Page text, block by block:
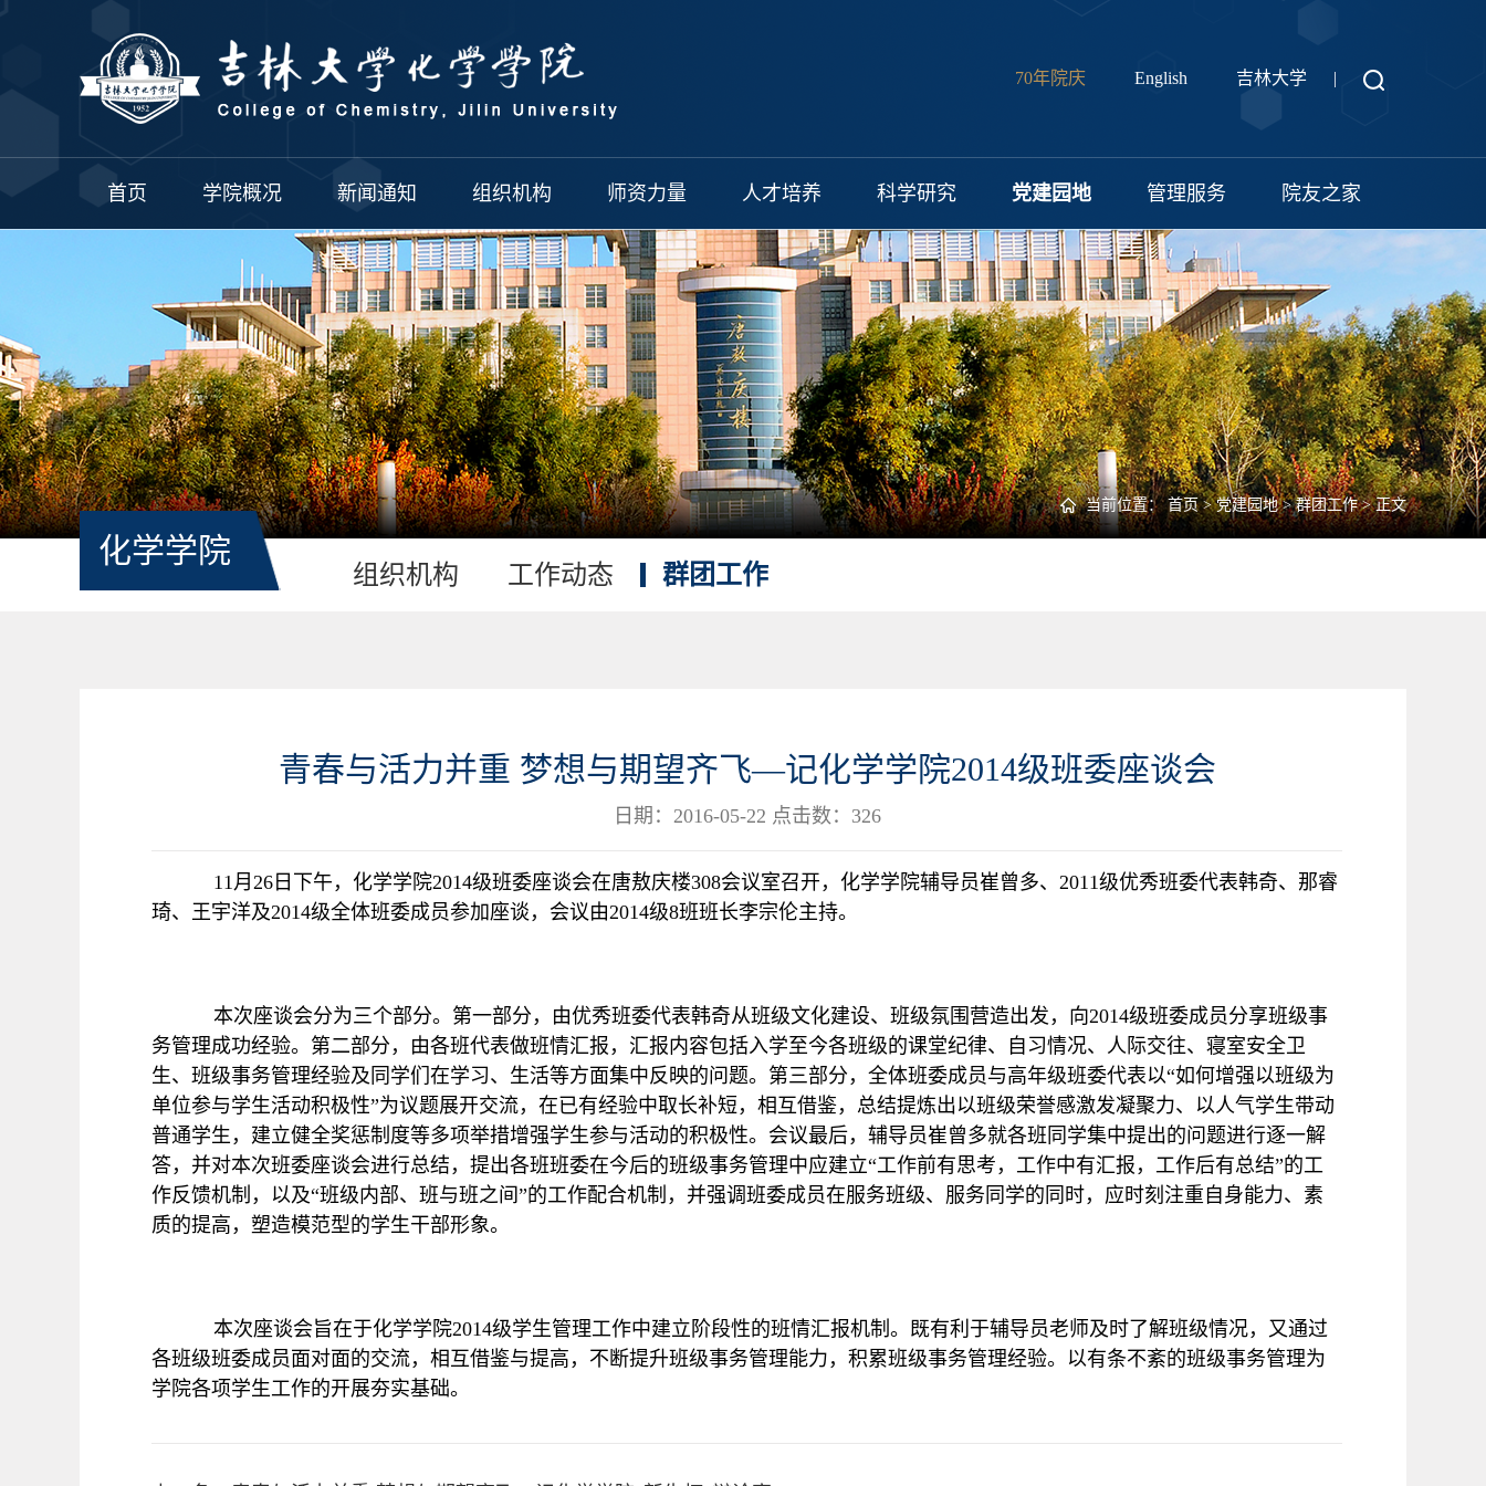
70年院庆 English 吉林大学 |
首页 学院概况 新闻通知 组织机构 师资力量 人才培养 科学研究 党建园地 管理服务 院友之家
当前位置：首页>党建园地>群团工作> 正文
化学学院
组织机构 工作动态 群团工作
青春与活力并重 梦想与期望齐飞—记化学学院2014级班委座谈会
日期：2016-05-22 点击数： 326
11月 26 日下午，化学学院2014级班委座谈会在唐敖庆楼308会议室召开，化学学院辅导员崔曾多、 2011级优秀班委代表韩奇、那睿
琦、王宇洋及2014级全体班委成员参加座谈，会议由2014级8班班长李宗伦主持。
本次座谈会分为三个部分。第一部分，由优秀班委代表韩奇从班级文化建设、班级氛围营造出发，向2014级班委成员分享班级事
务管理成功经验。第二部分，由各班代表做班情汇报，汇报内容包括入学至今各班级的课堂纪律、自习情况、人际交往、寝室安全卫
生、班级事务管理经验及同学们在学习、生活等方面集中反映的问题。第三部分，全体班委成员与高年级班委代表以“如何增强以班级为
单位参与学生活动积极性”为议题展开交流，在已有经验中取长补短，相互借鉴，总结提炼出以班级荣誉感激发凝聚力、以人气学生带动
普通学生，建立健全奖惩制度等多项举措增强学生参与活动的积极性。会议最后，辅导员崔曾多就各班同学集中提出的问题进行逐一解
答，并对本次班委座谈会进行总结，提出各班班委在今后的班级事务管理中应建立“工作前有思考，工作中有汇报，工作后有总结”的工
作反馈机制，以及“班级内部、班与班之间”的工作配合机制，并强调班委成员在服务班级、服务同学的同时，应时刻注重自身能力、素
质的提高，塑造模范型的学生干部形象。
本次座谈会旨在于化学学院2014级学生管理工作中建立阶段性的班情汇报机制。既有利于辅导员老师及时了解班级情况，又通过
各班级班委成员面对面的交流，相互借鉴与提高，不断提升班级事务管理能力，积累班级事务管理经验。以有条不紊的班级事务管理为
学院各项学生工作的开展夯实基础。